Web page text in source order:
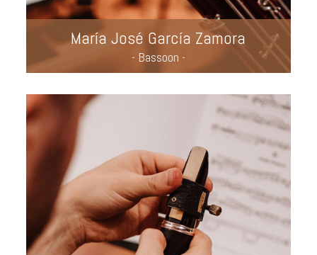
María José García Zamora
- Bassoon -